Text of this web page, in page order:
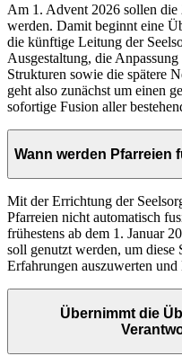
Am 1. Advent 2026 sollen die
werden. Damit beginnt eine
die künftige Leitung der
Ausgestaltung, die
Strukturen sowie die spätere
geht also zunächst um einen
sofortige Fusion aller
Wann werden Pfarreien
Mit der Errichtung der
Pfarreien nicht automatisch
frühestens ab dem 1. Januar
soll genutzt werden, um diese
Erfahrungen auszuwerten
Übernimmt die